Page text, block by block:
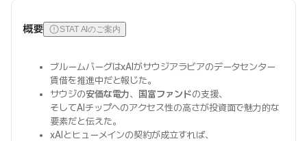
概要 STAT AIのご案内
ブルームバーグはxAIがサウジアラビアのデータセンター
賃借を推進中だと報じた。
サウジの安価な電力、 国富ファンドの支援、
そしてAIチップへのアクセス性の高さが投資面で魅力的な
要素だと伝えた。
xAIとヒューメインの契約が成立すれば、